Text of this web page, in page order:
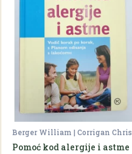
Berger William | Corrigan Chris
Pomoć kod alergije i astme